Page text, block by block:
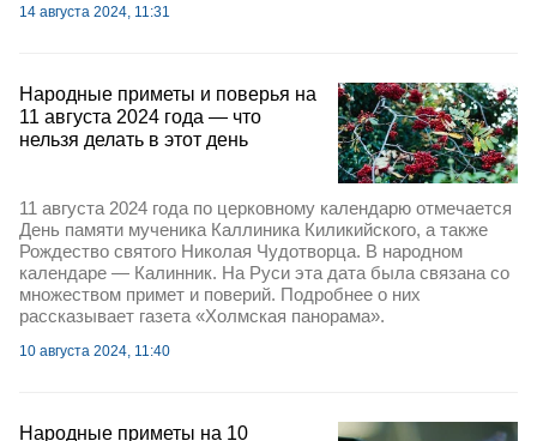
14 августа 2024, 11:31
Народные приметы и поверья на
11 августа 2024 года — что
нельзя делать в этот день
11 августа 2024 года по церковному календарю отмечается
День памяти мученика Каллиника Киликийского, а также
Рождество святого Николая Чудотворца. В народном
календаре — Калинник. На Руси эта дата была связана со
множеством примет и поверий. Подробнее о них
рассказывает газета «Холмская панорама».
10 августа 2024, 11:40
Народные приметы на 10